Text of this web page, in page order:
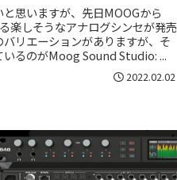
思いますが、先日MOOGから
しそうなアナログシンセが発売
リエーションがありますが、そ
いるのがMoog Sound Studio: ...
2022.02.02